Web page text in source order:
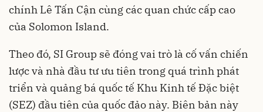
chính Lê Tấn Cận cùng các quan chức cấp cao
của Solomon Island.
Theo đó, SI Group sẽ đóng vai trò là cố vấn chiến
lược và nhà đầu tư ưu tiên trong quá trình phát
triển và quảng bá quốc tế Khu Kinh tế Đặc biệt
(SEZ) đầu tiên của quốc đảo này. Biên bản này